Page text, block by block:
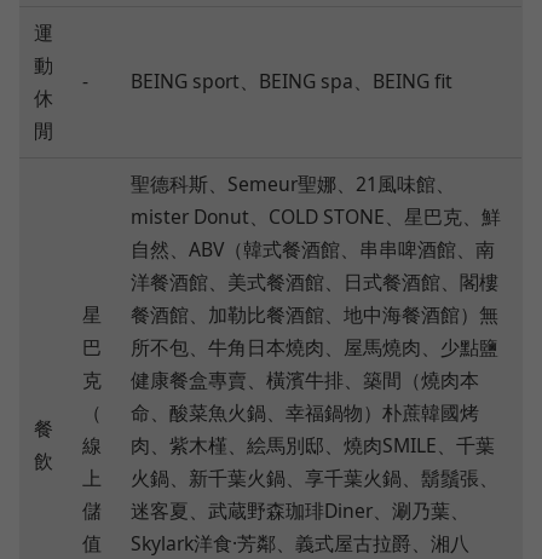
運
動
休
閒
- BEING sport、BEING spa、BEING fit
餐
飲
星
巴
克
（
線
上
儲
值
聖德科斯、Semeur聖娜、21風味館、
mister Donut、COLD STONE、星巴克、鮮
自然、ABV（韓式餐酒館、串串啤酒館、南
洋餐酒館、美式餐酒館、日式餐酒館、閣樓
餐酒館、加勒比餐酒館、地中海餐酒館）無
所不包、牛角日本燒肉、屋馬燒肉、少點鹽
健康餐盒專賣、橫濱牛排、築間（燒肉本
命、酸菜魚火鍋、幸福鍋物）朴蔗韓國烤
肉、紫木槿、絵馬別邸、燒肉SMILE、千葉
火鍋、新千葉火鍋、享千葉火鍋、鬍鬚張、
迷客夏、武蔵野森珈琲Diner、涮乃葉、
Skylark洋食·芳鄰、義式屋古拉爵、湘八